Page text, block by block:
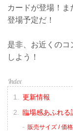
カードが登場！
登場予定だ！
是非、お近くのコ
しよう！
更新情報
臨場感あふれる
販売サイズ / 価